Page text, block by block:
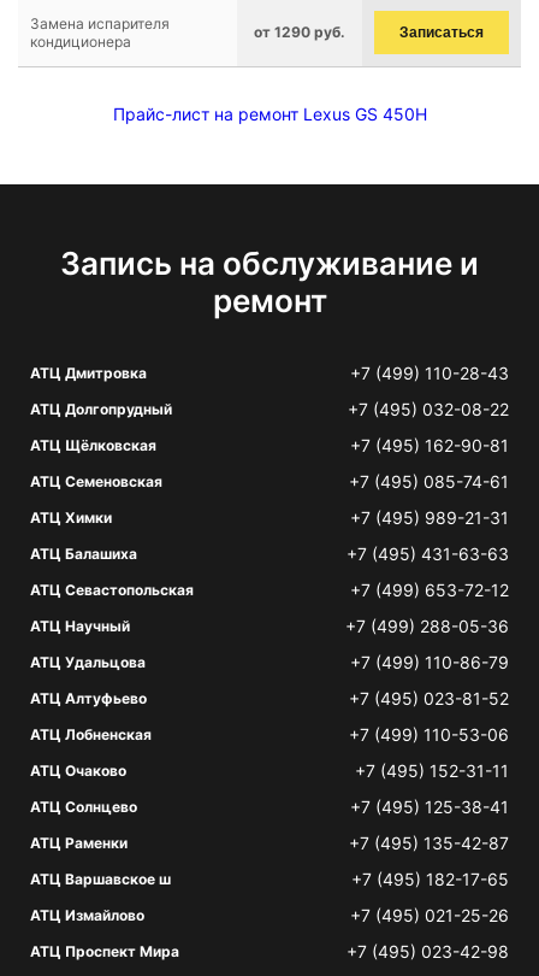
Замена испарителя
кондиционера
от 1290 руб. Записаться
Прайс-лист на ремонт Lexus GS 450H
Запись на обслуживание и
ремонт
АТЦ Дмитровка +7 (499) 110-28-43
АТЦ Долгопрудный +7 (495) 032-08-22
АТЦ Щёлковская +7 (495) 162-90-81
АТЦ Семеновская +7 (495) 085-74-61
АТЦ Химки +7 (495) 989-21-31
АТЦ Балашиха +7 (495) 431-63-63
АТЦ Севастопольская +7 (499) 653-72-12
АТЦ Научный +7 (499) 288-05-36
АТЦ Удальцова +7 (499) 110-86-79
АТЦ Алтуфьево +7 (495) 023-81-52
АТЦ Лобненская +7 (499) 110-53-06
АТЦ Очаково +7 (495) 152-31-11
АТЦ Солнцево +7 (495) 125-38-41
АТЦ Раменки +7 (495) 135-42-87
АТЦ Варшавское ш +7 (495) 182-17-65
АТЦ Измайлово +7 (495) 021-25-26
АТЦ Проспект Мира +7 (495) 023-42-98